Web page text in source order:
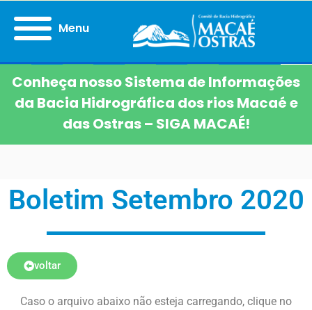
Menu
Conheça nosso Sistema de Informações
da Bacia Hidrográfica dos rios Macaé e
das Ostras – SIGA MACAÉ!
Boletim Setembro 2020
voltar
Caso o arquivo abaixo não esteja carregando, clique no